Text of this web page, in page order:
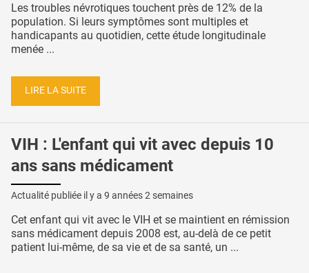
Les troubles névrotiques touchent près de 12% de la
population. Si leurs symptômes sont multiples et
handicapants au quotidien, cette étude longitudinale
menée ...
LIRE LA SUITE
VIH : L'enfant qui vit avec depuis 10
ans sans médicament
Actualité publiée il y a 9 années 2 semaines
Cet enfant qui vit avec le VIH et se maintient en rémission
sans médicament depuis 2008 est, au-delà de ce petit
patient lui-même, de sa vie et de sa santé, un ...